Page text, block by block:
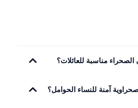
مناسبة للعائلات؟
آمنة للنساء الحوامل؟